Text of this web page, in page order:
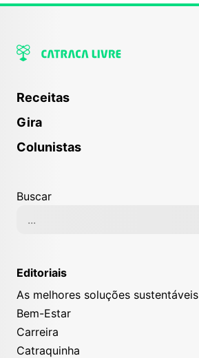
Receitas
Gira
Colunistas
Buscar
Editoriais
As melhores soluções sustentáveis
Bem-Estar
Carreira
Catraquinha